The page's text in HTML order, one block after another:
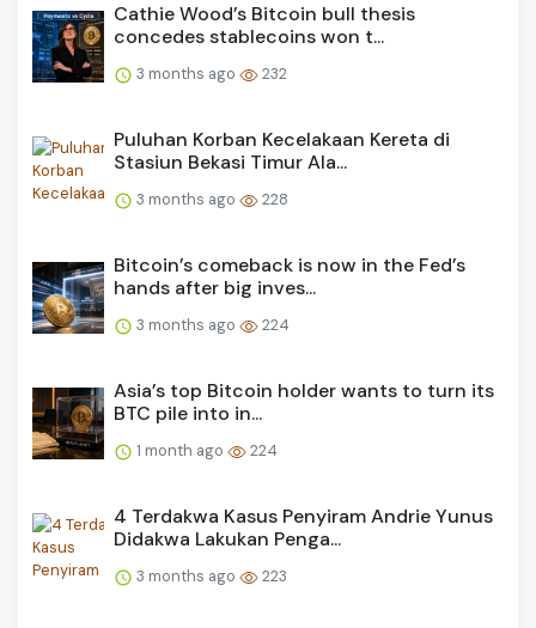
Cathie Wood’s Bitcoin bull thesis
concedes stablecoins won t...
3 months ago 232
Puluhan Korban Kecelakaan Kereta di
Stasiun Bekasi Timur Ala...
3 months ago 228
Bitcoin’s comeback is now in the Fed’s
hands after big inves...
3 months ago 224
Asia’s top Bitcoin holder wants to turn its
BTC pile into in...
1 month ago 224
4 Terdakwa Kasus Penyiram Andrie Yunus
Didakwa Lakukan Penga...
3 months ago 223